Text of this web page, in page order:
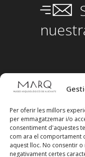
Per oferir les millors
per emmagatzemar i/o
consentiment d'aquestes
com ara el comportament
aquest lloc. No consentir
negativament certes